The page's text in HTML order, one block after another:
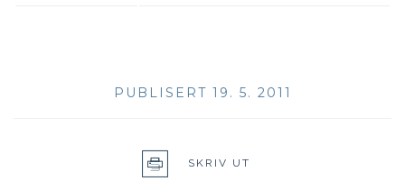
PUBLISERT 19. 5. 2011
SKRIV UT